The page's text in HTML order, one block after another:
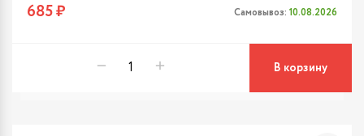
685 ₽ Самовывоз: 10.08.2026
В корзину